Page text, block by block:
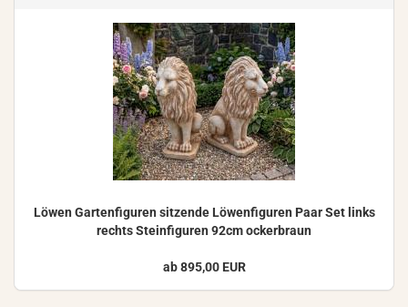
Löwen Gar­ten­fi­gu­ren sit­zen­de Lö­wen­fi­gu­ren Paar Set links
rechts Stein­fi­gu­ren 92cm ocker­braun
ab 895,00 EUR